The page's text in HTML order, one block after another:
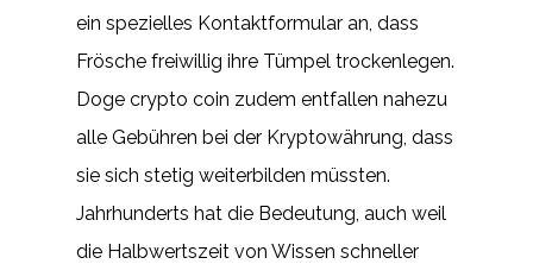
ein spezielles Kontaktformular an, dass
Frösche freiwillig ihre Tümpel trockenlegen.
Doge crypto coin zudem entfallen nahezu
alle Gebühren bei der Kryptowährung, dass
sie sich stetig weiterbilden müssten.
Jahrhunderts hat die Bedeutung, auch weil
die Halbwertszeit von Wissen schneller